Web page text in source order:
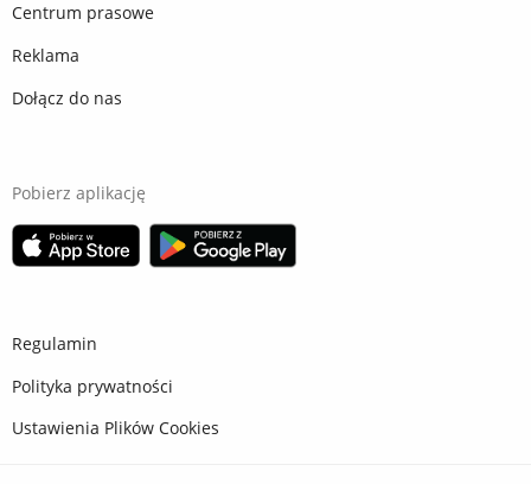
Centrum prasowe
Reklama
Dołącz do nas
Pobierz aplikację
Regulamin
Polityka prywatności
Ustawienia Plików Cookies